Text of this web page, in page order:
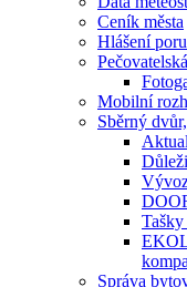
Ceník města
Hlášení
Mobilní
Sběrný
Správa